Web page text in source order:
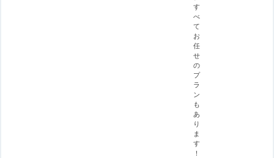
す
べ
て
お
任
せ
の
プ
ラ
ン
も
あ
り
ま
す
！